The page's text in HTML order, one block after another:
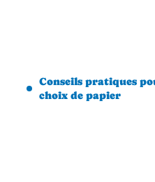
Conseils pratiques
choix de papier